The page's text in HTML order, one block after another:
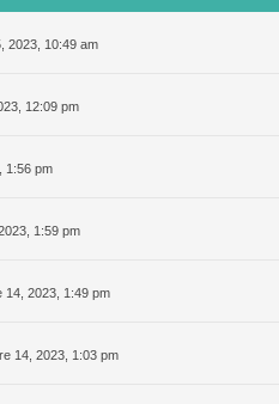
2023, 10:49 am
12:09 pm
1:56 pm
1:59 pm
14, 2023, 1:49 pm
14, 2023, 1:03 pm